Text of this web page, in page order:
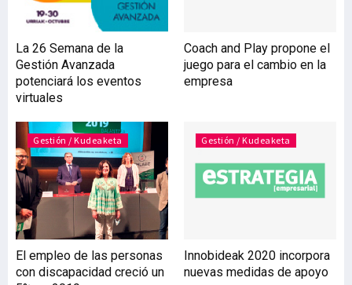
pública vasca, Tknika ha
desarrollado desde el mes
de marzo diversos
La 26 Semana de la
Gestión Avanzada
potenciará los eventos
virtuales
Coach and Play propone el
juego para el cambio en la
empresa
Gestión / Kudeaketa
El empleo de las personas
con discapacidad creció un
Gestión / Kudeaketa
Innobideak 2020 incorpora
nuevas medidas de apoyo